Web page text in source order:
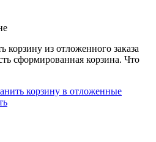
из отложенного заказа
сформированная корзина. Что
корзину в отложенные